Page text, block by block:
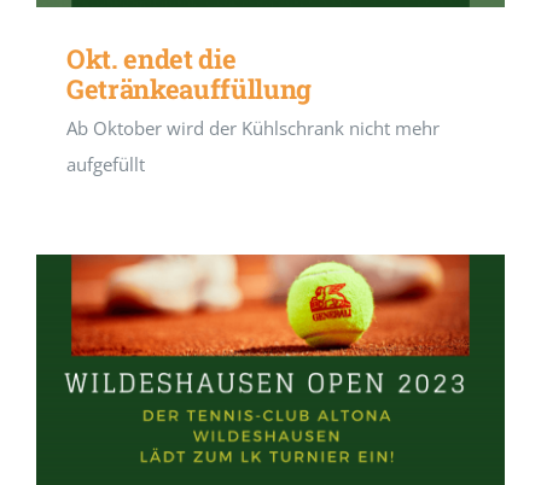
Okt. endet die
Getränkeauffüllung
Ab Oktober wird der Kühlschrank nicht mehr
aufgefüllt